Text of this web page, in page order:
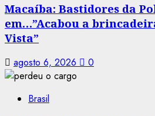
Macaíba: Bastidores da
em…”Acabou a
Vista”
agosto 6, 2026 0
Brasil